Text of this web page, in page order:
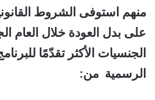
منهم استوفى الشروط
على بدل العودة خلال العام
الجنسيات الأكثر تقدّمًا
الرسمية من: